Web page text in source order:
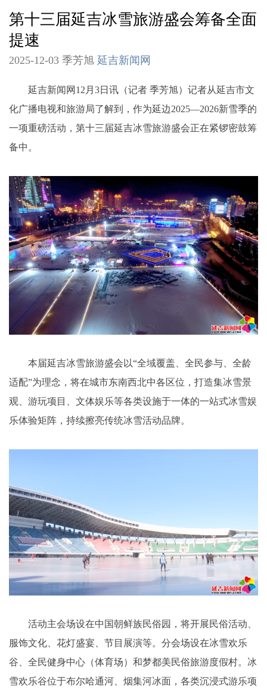
第十三届延吉冰雪旅游盛会筹备全面
提速
2025-12-03 季芳旭 延吉新闻网
延吉新闻网12月3日讯（记者 季芳旭）记者从延吉市文
化广播电视和旅游局了解到，作为延边2025—2026新雪季的
一项重磅活动，第十三届延吉冰雪旅游盛会正在紧锣密鼓筹
备中。
本届延吉冰雪旅游盛会以“全域覆盖、全民参与、全龄
适配”为理念，将在城市东南西北中各区位，打造集冰雪景
观、游玩项目、文体娱乐等各类设施于一体的一站式冰雪娱
乐体验矩阵，持续擦亮传统冰雪活动品牌。
活动主会场设在中国朝鲜族民俗园，将开展民俗活动、
服饰文化、花灯盛宴、节目展演等。分会场设在冰雪欢乐
谷、全民健身中心（体育场）和梦都美民俗旅游度假村。冰
雪欢乐谷位于布尔哈通河、烟集河冰面，各类沉浸式游乐项